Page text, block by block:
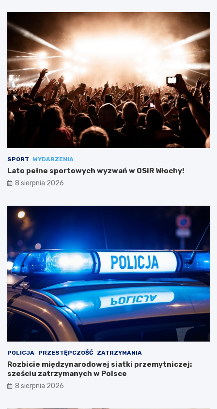
SPORT WYDARZENIA
Lato pełne sportowych wyzwań w OSiR Włochy!
8 sierpnia 2026
POLICJA PRZESTĘPCZOŚĆ ZATRZYMANIA
Rozbicie międzynarodowej siatki przemytniczej:
sześciu zatrzymanych w Polsce
8 sierpnia 2026